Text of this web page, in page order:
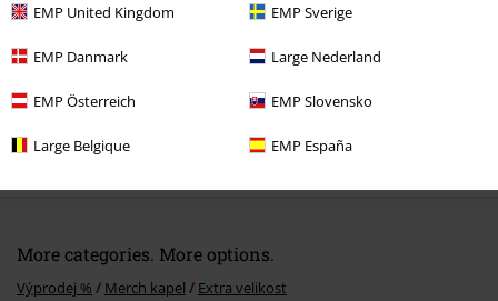
EMP United Kingdom EMP Sverige
EMP Danmark Large Nederland
EMP Österreich EMP Slovensko
Large Belgique EMP España
DMCOdKč 799,00
More categories. More options.
Výprodej % Merch kapel Extra velikost